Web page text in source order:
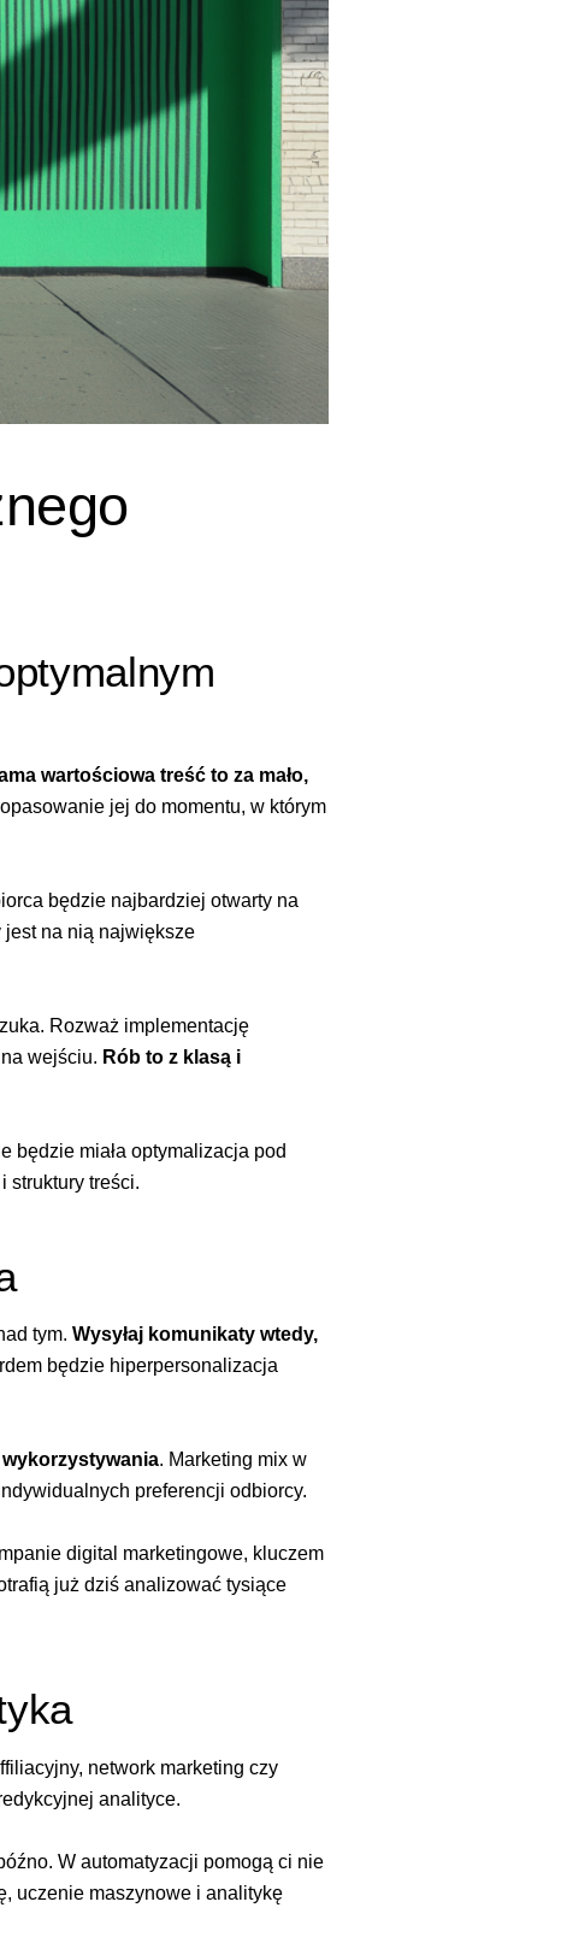
wartościowa treść to za mało,
jej do momentu, w którym
będzie najbardziej otwarty na
jest na nią największe
Rozważ implementację
wejściu. Rób to z klasą i
będzie miała optymalizacja pod
struktury treści.
tym. Wysyłaj komunikaty wtedy,
będzie hiperpersonalizacja
. Marketing mix w
preferencji odbiorcy.
digital marketingowe, kluczem
już dziś analizować tysiące
network marketing czy
analityce.
W automatyzacji pomogą ci nie
uczenie maszynowe i analitykę